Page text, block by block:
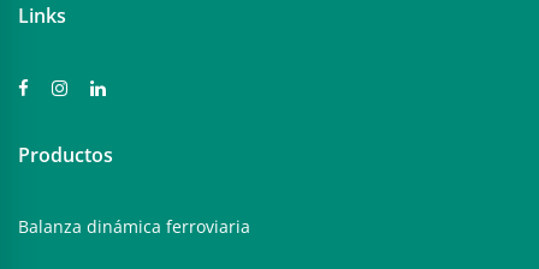
Links
Productos
Balanza dinámica ferroviaria